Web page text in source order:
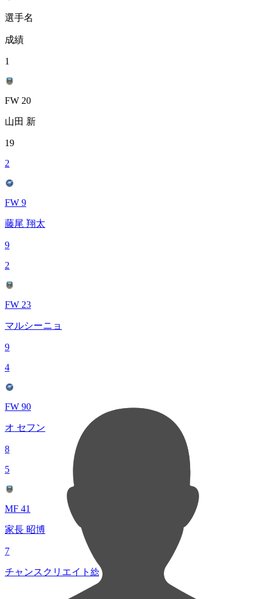
選手名
成績
1
FW 20
山田 新
19
2
FW 9
藤尾 翔太
9
2
FW 23
マルシーニョ
9
4
FW 90
オ セフン
8
5
MF 41
家長 昭博
7
チャンスクリエイト総数